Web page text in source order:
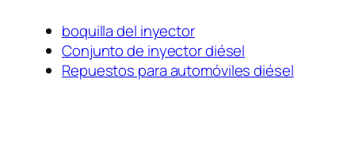
boquilla del inyector
Conjunto de inyector diésel
Repuestos para automóviles diésel